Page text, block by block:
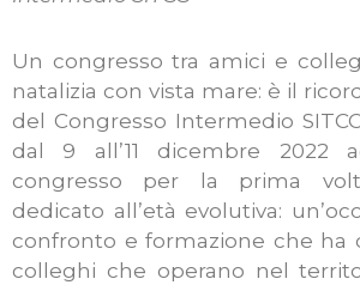
Un congresso tra amici e
natalizia con vista mare: è il
del Congresso Intermedio
dal 9 all’11 dicembre 2022
congresso per la prima
dedicato all’età evolutiva:
confronto e formazione che ha
colleghi che operano nel